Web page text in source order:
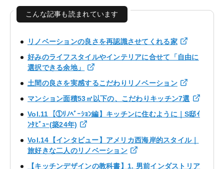
こんな記事も読まれています
リノベーションの良さを再認識させてくれる家
好みのライフスタイルやインテリアに合せて「自由に
選択できる余地」
土間の良さを実感するこだわりリノベーション
マンション面積53㎡以下の、こだわりキッチン7選
Vol.11【①ﾘﾉﾍﾞｰｼｮﾝ編】キッチンに住むように｜S邸ｲ
ﾝﾀﾋﾞｭｰ(築24年)
Vol.14【インタビュー】アメリカ西海岸的スタイル｜
旅好きな二人のリノベーション
【キッチンデザインの教科書】1. 男前インダストリア